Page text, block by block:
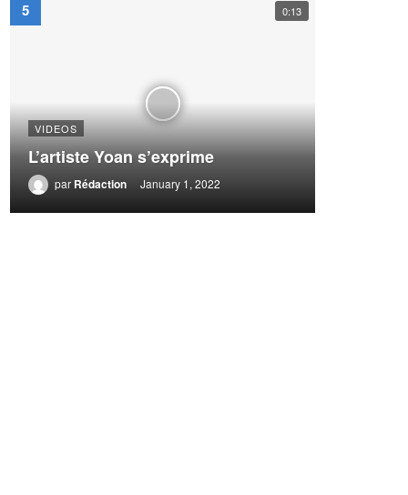
0:13
VIDEOS
L’artiste Yoan s’exprime
par Rédaction January 1, 2022